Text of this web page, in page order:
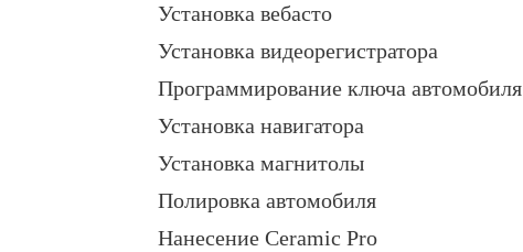
Установка вебасто
Установка видеорегистратора
Программирование ключа автомобиля
Установка навигатора
Установка магнитолы
Полировка автомобиля
Нанесение Ceramic Pro